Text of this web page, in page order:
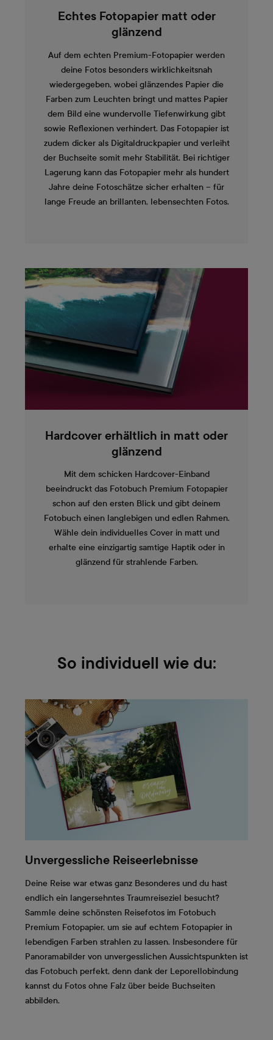
Echtes Fotopapier matt oder
glänzend
Auf dem echten Premium-Fotopapier werden
deine Fotos besonders wirklichkeitsnah
wiedergegeben, wobei glänzendes Papier die
Farben zum Leuchten bringt und mattes Papier
dem Bild eine wundervolle Tiefenwirkung gibt
sowie Reflexionen verhindert. Das Fotopapier ist
zudem dicker als Digitaldruckpapier und verleiht
der Buchseite somit mehr Stabilität. Bei richtiger
Lagerung kann das Fotopapier mehr als hundert
Jahre deine Fotoschätze sicher erhalten – für
lange Freude an brillanten, lebensechten Fotos.
Hardcover erhältlich in matt oder
glänzend
Mit dem schicken Hardcover-Einband
beeindruckt das Fotobuch Premium Fotopapier
schon auf den ersten Blick und gibt deinem
Fotobuch einen langlebigen und edlen Rahmen.
Wähle dein individuelles Cover in matt und
erhalte eine einzigartig samtige Haptik oder in
glänzend für strahlende Farben.
So individuell wie du:
Unvergessliche Reiseerlebnisse
Deine Reise war etwas ganz Besonderes und du hast
endlich ein langersehntes Traumreiseziel besucht?
Sammle deine schönsten Reisefotos im Fotobuch
Premium Fotopapier, um sie auf echtem Fotopapier in
lebendigen Farben strahlen zu lassen. Insbesondere für
Panoramabilder von unvergesslichen Aussichtspunkten ist
das Fotobuch perfekt, denn dank der Leporellobindung
kannst du Fotos ohne Falz über beide Buchseiten
abbilden.